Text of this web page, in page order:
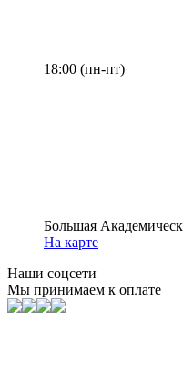
18:00 (пн-пт)
Большая
На карте
Наши соцсети
Мы принимаем к оплате